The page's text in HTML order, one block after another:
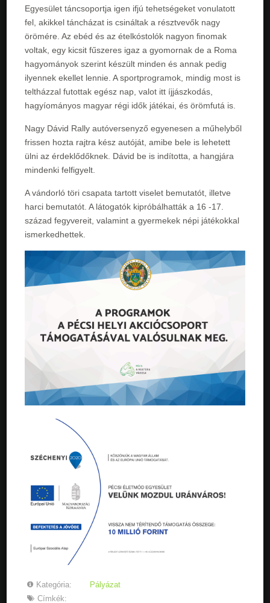
Egyesület táncsoportja igen ifjú tehetségeket vonulatott
fel, akikkel táncházat is csináltak a résztvevők nagy
örömére. Az ebéd és az ételkóstolók nagyon finomak
voltak, egy kicsit fűszeres igaz a gyomornak de a Roma
hagyományok szerint készült minden és annak pedig
ilyennek ekellet lennie. A sportprogramok, mindig most is
teltházzal futottak egész nap, valot itt íjjászkodás,
hagyíományos magyar régi idők játékai, és örömfutá is.
Nagy Dávid Rally autóversenyző egyenesen a műhelyből
frissen hozta rajtra kész autóját, amibe bele is lehetett
ülni az érdeklődőknek. Dávid be is indította, a hangjára
mindenki felfigyelt.
A vándorló töri csapata tartott viselet bemutatót, illetve
harci bemutatót. A látogatók kipróbálhatták a 16 -17.
század fegyvereit, valamint a gyermekek népi játékokkal
ismerkedhettek.
Kategória:
Pályázat
Címkék: